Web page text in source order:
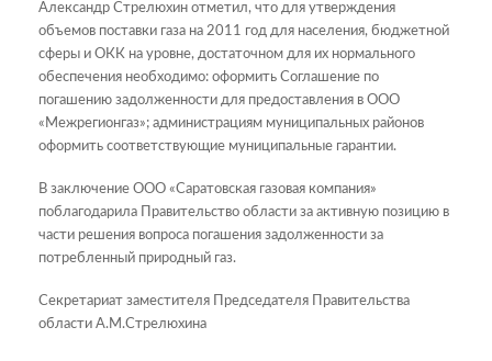
Александр Стрелюхин отметил, что для утверждения
объемов поставки газа на 2011 год для населения, бюджетной
сферы и ОКК на уровне, достаточном для их нормального
обеспечения необходимо: оформить Соглашение по
погашению задолженности для предоставления в ООО
«Межрегионгаз»; администрациям муниципальных районов
оформить соответствующие муниципальные гарантии.
В заключение ООО «Саратовская газовая компания»
поблагодарила Правительство области за активную позицию в
части решения вопроса погашения задолженности за
потребленный природный газ.
Секретариат заместителя Председателя Правительства
области А.М.Стрелюхина